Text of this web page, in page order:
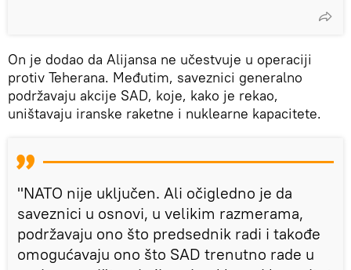
On je dodao da Alijansa ne učestvuje u operaciji
protiv Teherana. Međutim, saveznici generalno
podržavaju akcije SAD, koje, kako je rekao,
uništavaju iranske raketne i nuklearne kapacitete.
"NATO nije uključen. Ali očigledno je da
saveznici u osnovi, u velikim razmerama,
podržavaju ono što predsednik radi i takođe
omogućavaju ono što SAD trenutno rade u